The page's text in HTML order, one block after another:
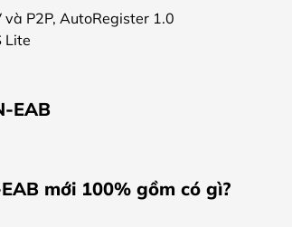
và P2P, AutoRegister 1.0
Lite
EAB
mới 100% gồm có gì?